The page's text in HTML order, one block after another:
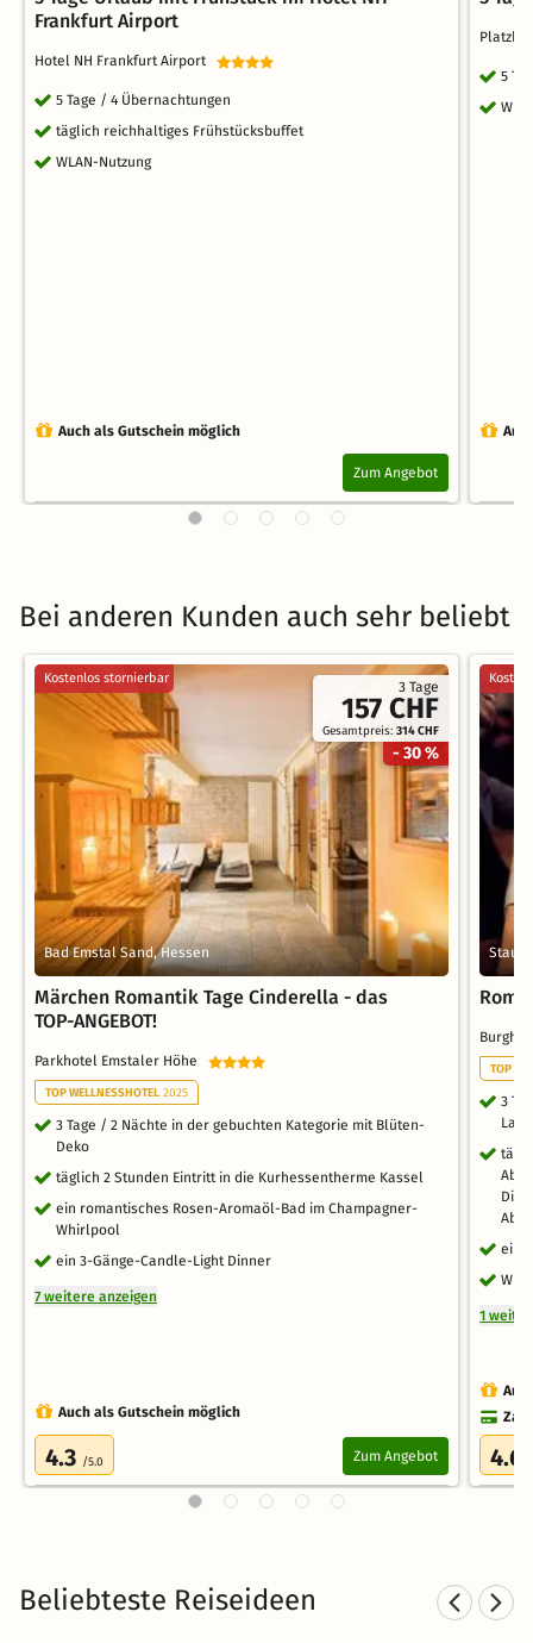
Frankfurt Airport
Hotel NH Frankfurt Airport
5 Tage / 4 Übernachtungen
täglich reichhaltiges Frühstücksbuffet
WLAN-Nutzung
Auch als Gutschein möglich
Zum Angebot
5
Bei anderen Kunden auch sehr beliebt
3 Tage
157 CHF
Gesamtpreis:314 CHF
- 30 %
Kostenlos stornierbar
Bad Emstal Sand, Hessen
Märchen Romantik Tage Cinderella - das
TOP-ANGEBOT!
Parkhotel Emstaler Höhe
TOP WELLNESSHOTEL 2025
3 Tage / 2 Nächte in der gebuchten Kategorie mit Blüten-
Deko
täglich 2 Stunden Eintritt in die Kurhessentherme Kassel
ein romantisches Rosen-Aromaöl-Bad im Champagner-
Whirlpool
ein 3-Gänge-Candle-Light Dinner
7 weitere anzeigen
Auch als Gutschein möglich
4.3 /5.0 Zum Angebot
TOP
3
ein
1
4.6
Beliebteste Reiseideen
Romantische Hotels in Frankfurt